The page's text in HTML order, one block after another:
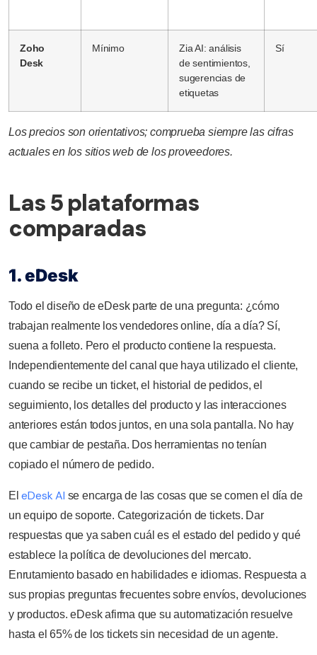
Zoho
Desk
Mínimo
Zia AI: análisis
de sentimientos,
sugerencias de
etiquetas
Sí
Los precios son orientativos; comprueba siempre las cifras
actuales en los sitios web de los proveedores.
Las 5 plataformas
comparadas
1. eDesk
Todo el diseño de eDesk parte de una pregunta: ¿cómo
trabajan realmente los vendedores online, día a día? Sí,
suena a folleto. Pero el producto contiene la respuesta.
Independientemente del canal que haya utilizado el cliente,
cuando se recibe un ticket, el historial de pedidos, el
seguimiento, los detalles del producto y las interacciones
anteriores están todos juntos, en una sola pantalla. No hay
que cambiar de pestaña. Dos herramientas no tenían
copiado el número de pedido.
EleDesk AI se encarga de las cosas que se comen el día de
un equipo de soporte. Categorización de tickets. Dar
respuestas que ya saben cuál es el estado del pedido y qué
establece la política de devoluciones del mercato.
Enrutamiento basado en habilidades e idiomas. Respuesta a
sus propias preguntas frecuentes sobre envíos, devoluciones
y productos. eDesk afirma que su automatización resuelve
hasta el 65% de los tickets sin necesidad de un agente.